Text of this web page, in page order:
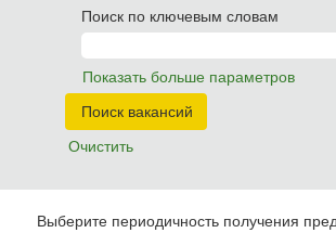
Поиск по ключевым словам
Показать больше параметров
Очистить
Выберите периодичность получения